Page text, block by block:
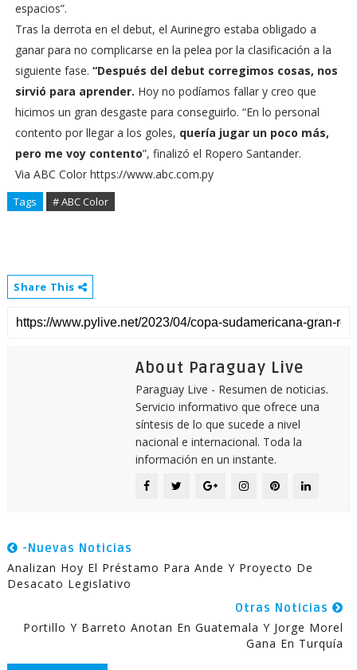
espacios”.
Tras la derrota en el debut, el Aurinegro estaba obligado a
ganar para no complicarse en la pelea por la clasificación a la
siguiente fase. “Después del debut corregimos cosas, nos
sirvió para aprender. Hoy no podíamos fallar y creo que
hicimos un gran desgaste para conseguirlo. “En lo personal
contento por llegar a los goles, quería jugar un poco más,
pero me voy contento”, finalizó el Ropero Santander.
Via ABC Color https://www.abc.com.py
Tags # ABC Color
Share This
About Paraguay Live
Paraguay Live - Resumen de noticias.
Servicio informativo que ofrece una
síntesis de lo que sucede a nivel
nacional e internacional. Toda la
información en un instante.
-Nuevas Noticias
Analizan Hoy El Préstamo Para Ande Y Proyecto De
Desacato Legislativo
Otras Noticias
Portillo Y Barreto Anotan En Guatemala Y Jorge Morel
Gana En Turquía